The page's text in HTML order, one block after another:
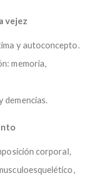
vejez
y autoconcepto.
memoria,
demencias.
corporal,